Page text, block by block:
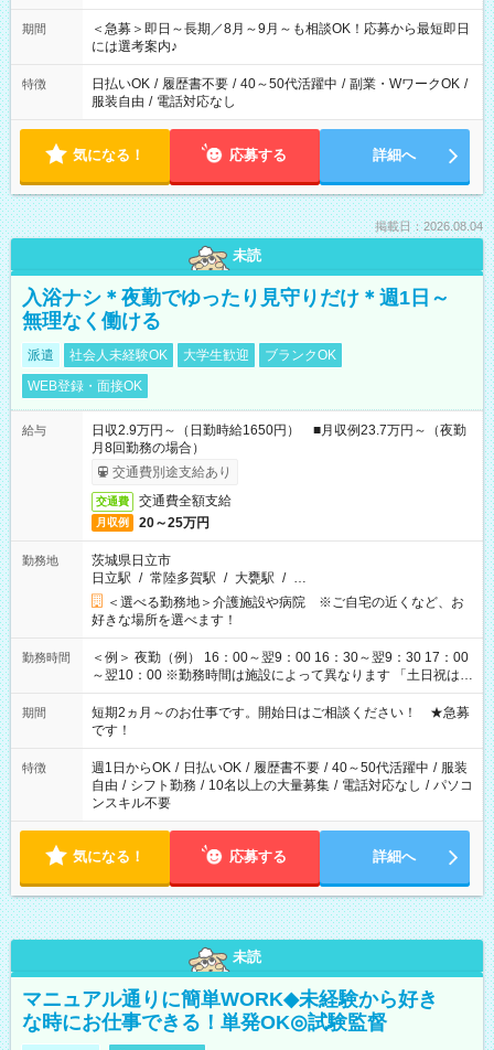
ば前職が、 在宅/財団法人/事務/コールセンター/受付/販売/カフェ
スタッフ スイーツ販売/ホテルフロント/化粧品販売/など 様々な
業界から入社して活躍されています♪
期間
＜急募＞即日～長期／8月～9月～も相談OK！応募から最短即日
には選考案内♪
特徴 日払いOK / 履歴書不要 / 40～50代活躍中 / 副業・WワークOK /
服装自由 / 電話対応なし
気になる！ 応募する 詳細へ
掲載日：2026.08.04
未読
入浴ナシ＊夜勤でゆったり見守りだけ＊週1日～
無理なく働ける
派遣 社会人未経験OK 大学生歓迎
ブランクOK
WEB登録・面接OK
給与
日収2.9万円～（日勤時給1650円） ■月収例23.7万円～（夜勤
月8回勤務の場合）
交通費別途支給あり
交通費 交通費全額支給
月収例 20～25万円
勤務地
茨城県日立市
日立駅 / 常陸多賀駅 / 大甕駅 / …
＜選べる勤務地＞介護施設や病院 ※ご自宅の近くなど、お
好きな場所を選べます！
勤務時間
＜例＞ 夜勤（例） 16：00～翌9：00 16：30～翌9：30 17：00
～翌10：00 ※勤務時間は施設によって異なります 「土日祝は休
みたい」 「しっかり稼ぎたい」 「もう少し遅い時間から始めた
い」など ご希望にあったお仕事をご案内いたします。 ※未経験
の方の場合は1～2ヶ月間は日中での仕事を経験いただき、 お
仕事に慣れてからの夜勤になります。 ★家庭の都合でお休みが
必要な場合も遠慮なくご相談ください。
期間
短期2ヵ月～のお仕事です。開始日はご相談ください！ ★急募
です！
特徴 週1日からOK / 日払いOK / 履歴書不要 / 40～50代活躍中 / 服装
自由 / シフト勤務 / 10名以上の大量募集 / 電話対応なし / パソコ
ンスキル不要
気になる！ 応募する 詳細へ
未読
マニュアル通りに簡単WORK◆未経験から好き
な時にお仕事できる！単発OK◎試験監督